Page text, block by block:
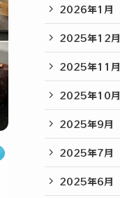
2026年1月
2025年12月
2025年11月
2025年10月
2025年9月
2025年7月
2025年6月